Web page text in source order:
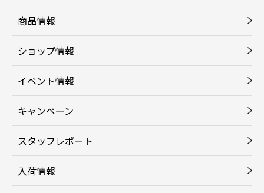
商品情報
ショップ情報
イベント情報
キャンペーン
スタッフレポート
入荷情報